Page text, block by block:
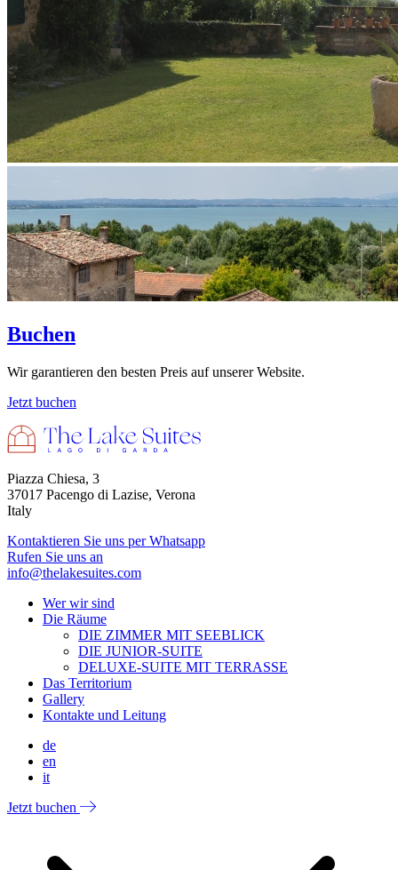
Buchen
Wir garantieren den besten Preis auf unserer Website.
Jetzt buchen
Piazza Chiesa, 3
37017 Pacengo di Lazise, Verona
Italy
Kontaktieren Sie uns per Whatsapp
Rufen Sie uns an
info@thelakesuites.com
Wer wir sind
Die Räume
DIE ZIMMER MIT SEEBLICK
DIE JUNIOR-SUITE
DELUXE-SUITE MIT TERRASSE
Das Territorium
Gallery
Kontakte und Leitung
de
en
it
Jetzt buchen